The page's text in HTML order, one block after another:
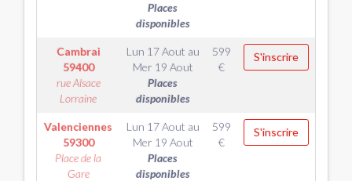
Places
disponibles
Cambrai
59400
rue Alsace
Lorraine
Lun 17 Aout au
Mer 19 Aout
Places
disponibles
599
€
S'inscrire
Valenciennes
59300
Place de la
Gare
Lun 17 Aout au
Mer 19 Aout
Places
disponibles
599
€
S'inscrire